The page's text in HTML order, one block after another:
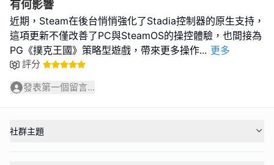
有何影響
近期，Steam在後台悄悄強化了Stadia控制器的原生支持，
這項更新不僅改善了PC與SteamOS的操控體驗，也間接為
PG《撲克王國》策略型遊戲，帶來更多操作... 更多
評分
發表第一個留言...
社群主題